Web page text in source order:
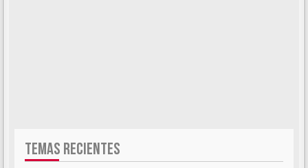
TEMAS RECIENTES